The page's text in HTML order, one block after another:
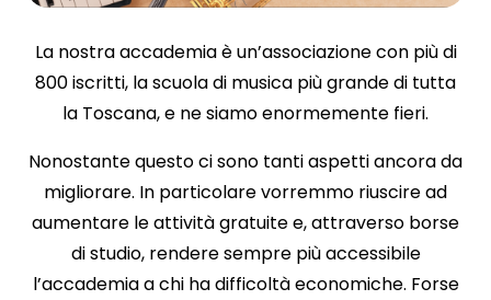
La nostra accademia è un’associazione con più di
800 iscritti, la scuola di musica più grande di tutta
la Toscana, e ne siamo enormemente fieri.
Nonostante questo ci sono tanti aspetti ancora da
migliorare. In particolare vorremmo riuscire ad
aumentare le attività gratuite e, attraverso borse
di studio, rendere sempre più accessibile
l’accademia a chi ha difficoltà economiche. Forse